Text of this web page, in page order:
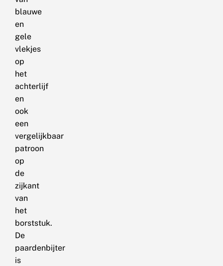
blauwe
en
gele
vlekjes
op
het
achterlijf
en
ook
een
vergelijkbaar
patroon
op
de
zijkant
van
het
borststuk.
De
paardenbijter
is